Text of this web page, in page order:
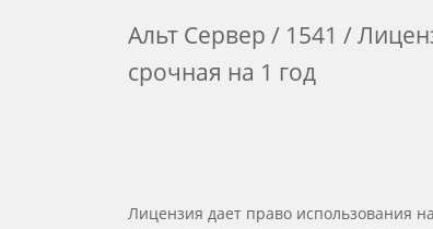
Альт Сервер / 1541 /
срочная на 1 год
Лицензия дает право использования